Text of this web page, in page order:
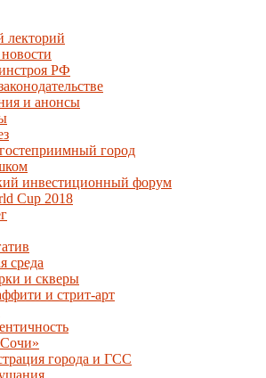
лекторий
РФ
и анонсы
город
инвестиционный форум
Cup 2018
среда
и скверы
и стрит-арт
города и ГСС